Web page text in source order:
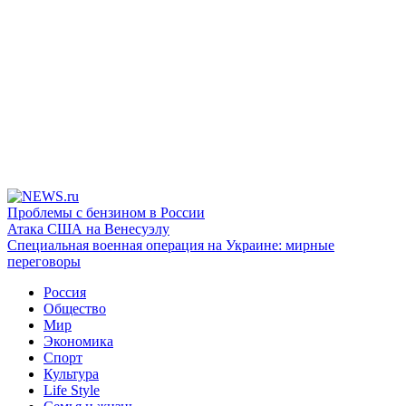
Проблемы с бензином в России
Атака США на Венесуэлу
Специальная военная операция на Украине: мирные
переговоры
Россия
Общество
Мир
Экономика
Спорт
Культура
Life Style